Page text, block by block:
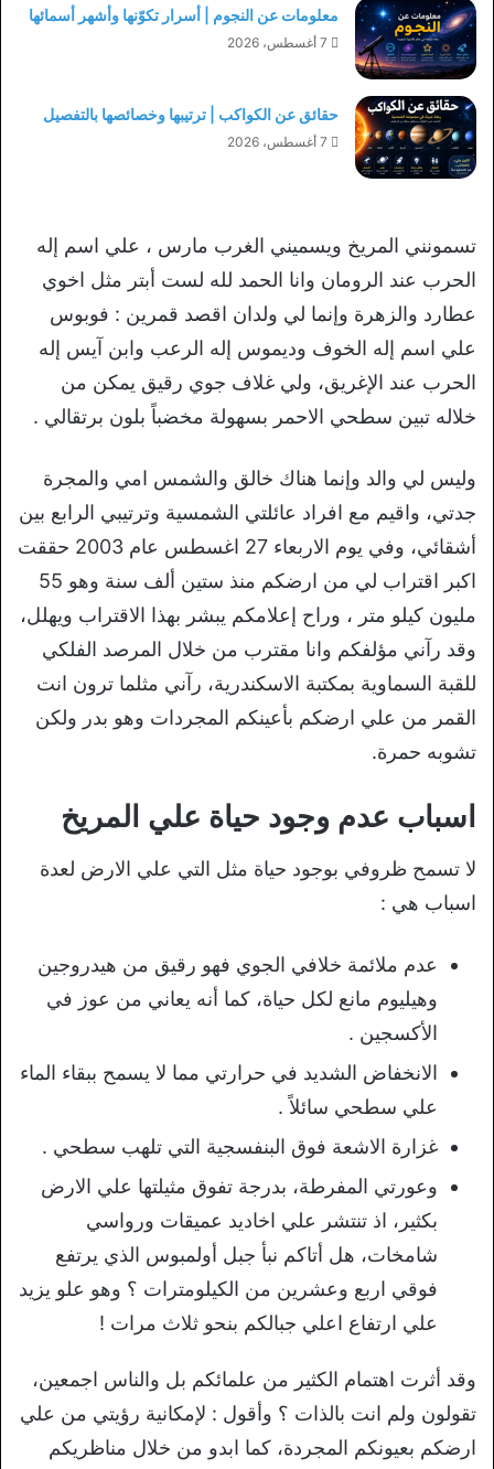
معلومات عن النجوم | أسرار تكوّنها وأشهر أسمائها
7 أغسطس، 2026
حقائق عن الكواكب | ترتيبها وخصائصها بالتفصيل
7 أغسطس، 2026
تسمونني المريخ ويسميني الغرب مارس ، علي اسم إله
الحرب عند الرومان وانا الحمد لله لست أبتر مثل اخوي
عطارد والزهرة وإنما لي ولدان اقصد قمرين : فوبوس
علي اسم إله الخوف وديموس إله الرعب وابن آيس إله
الحرب عند الإغريق، ولي غلاف جوي رقيق يمكن من
خلاله تبين سطحي الاحمر بسهولة مخضباً بلون برتقالي .
وليس لي والد وإنما هناك خالق والشمس امي والمجرة
جدتي، واقيم مع افراد عائلتي الشمسية وترتيبي الرابع بين
أشقائي، وفي يوم الاربعاء 27 اغسطس عام 2003 حققت
اكبر اقتراب لي من ارضكم منذ ستين ألف سنة وهو 55
مليون كيلو متر ، وراح إعلامكم يبشر بهذا الاقتراب ويهلل،
وقد رآني مؤلفكم وانا مقترب من خلال المرصد الفلكي
للقبة السماوية بمكتبة الاسكندرية، رآني مثلما ترون انت
القمر من علي ارضكم بأعينكم المجردات وهو بدر ولكن
تشوبه حمرة.
اسباب عدم وجود حياة علي المريخ
لا تسمح ظروفي بوجود حياة مثل التي علي الارض لعدة
اسباب هي :
عدم ملائمة خلافي الجوي فهو رقيق من هيدروجين
وهيليوم مانع لكل حياة، كما أنه يعاني من عوز في
الأكسجين .
الانخفاض الشديد في حرارتي مما لا يسمح ببقاء الماء
علي سطحي سائلاً .
غزارة الاشعة فوق البنفسجية التي تلهب سطحي .
وعورتي المفرطة، بدرجة تفوق مثيلتها علي الارض
بكثير، اذ تنتشر علي اخاديد عميقات ورواسي
شامخات، هل أتاكم نبأ جبل أولمبوس الذي يرتفع
فوقي اربع وعشرين من الكيلومترات ؟ وهو علو يزيد
علي ارتفاع اعلي جبالكم بنحو ثلاث مرات !
وقد أثرت اهتمام الكثير من علمائكم بل والناس اجمعين،
تقولون ولم انت بالذات ؟ وأقول : لإمكانية رؤيتي من علي
ارضكم بعيونكم المجردة، كما ابدو من خلال مناظريكم